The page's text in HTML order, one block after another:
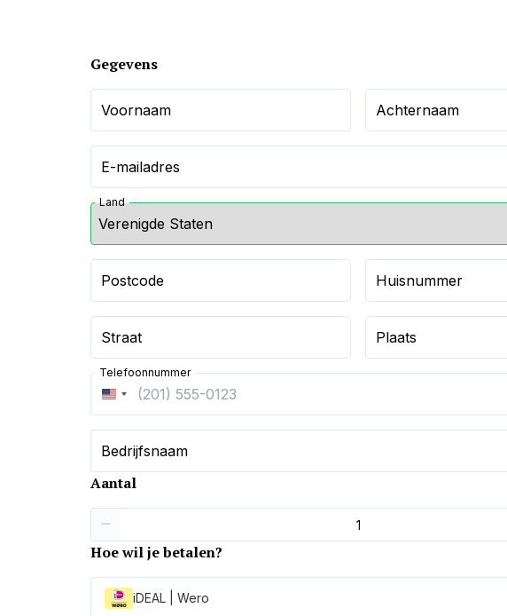
Gegevens
Voornaam Achternaam
E-mailadres
Land
Postcode Huisnummer
Straat Plaats
Verenigde
Staten
+1
Telefoonnummer
Bedrijfsnaam
Aantal
Hoe wil je betalen?
iDEAL | Wero